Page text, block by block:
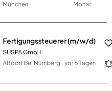
München
Monat
Fertigungssteuerer (m/w/d)
SUSPA GmbH
Altdorf Bei Nürnberg
vor 8 Tagen